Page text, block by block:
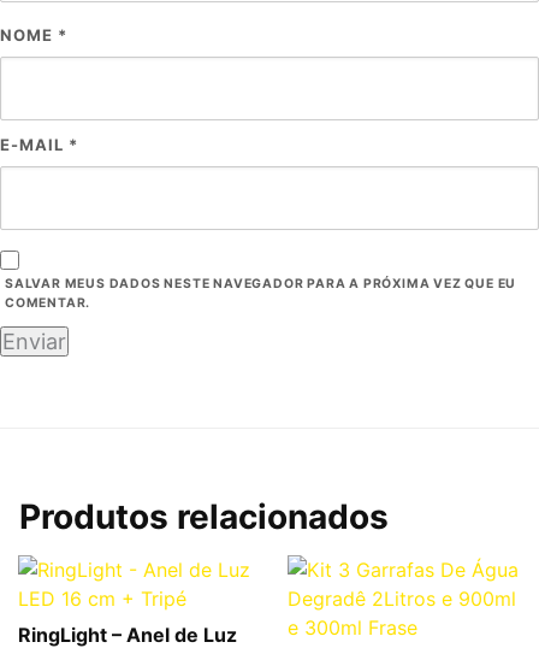
NOME *
E-MAIL *
SALVAR MEUS DADOS NESTE NAVEGADOR PARA A PRÓXIMA VEZ QUE EU
COMENTAR.
Produtos relacionados
RingLight – Anel de Luz